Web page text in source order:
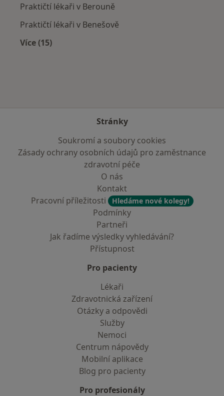
Praktičtí lékaři v Berouně
Praktičtí lékaři v Benešově
Více (15)
Stránky
Soukromí a soubory cookies
Zásady ochrany osobních údajů pro zaměstnance
zdravotní péče
O nás
Kontakt
Pracovní příležitosti
Hledáme nové kolegy!
Podmínky
Partneři
Jak řadíme výsledky vyhledávání?
Přístupnost
Pro pacienty
Lékaři
Zdravotnická zařízení
Otázky a odpovědi
Služby
Nemoci
Centrum nápovědy
Mobilní aplikace
Blog pro pacienty
Pro profesionály